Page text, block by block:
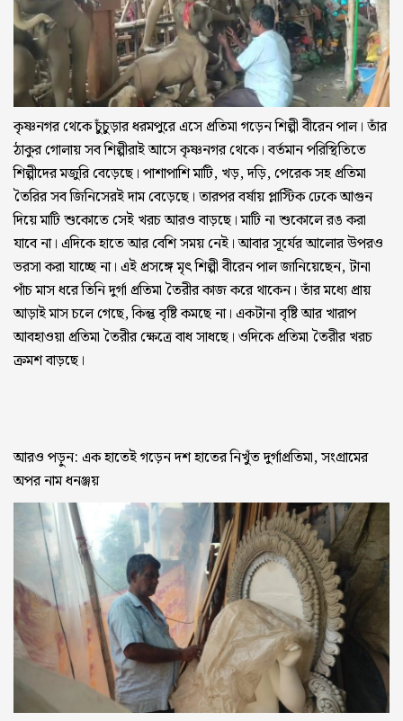
কৃষ্ণনগর থেকে চুঁচুড়ার ধরমপুরে এসে প্রতিমা গড়েন শিল্পী বীরেন পাল। তাঁর
ঠাকুর গোলায় সব শিল্পীরাই আসে কৃষ্ণনগর থেকে। বর্তমান পরিস্থিতিতে
শিল্পীদের মজুরি বেড়েছে। পাশাপাশি মাটি, খড়, দড়ি, পেরেক সহ প্রতিমা
তৈরির সব জিনিসেরই দাম বেড়েছে। তারপর বর্ষায় প্লাস্টিক ঢেকে আগুন
দিয়ে মাটি শুকোতে সেই খরচ আরও বাড়ছে। মাটি না শুকোলে রঙ করা
যাবে না। এদিকে হাতে আর বেশি সময় নেই। আবার সূর্যের আলোর উপরও
ভরসা করা যাচ্ছে না। এই প্রসঙ্গে মৃৎ শিল্পী বীরেন পাল জানিয়েছেন, টানা
পাঁচ মাস ধরে তিনি দুর্গা প্রতিমা তৈরীর কাজ করে থাকেন। তাঁর মধ্যে প্রায়
আড়াই মাস চলে গেছে, কিন্তু বৃষ্টি কমছে না। একটানা বৃষ্টি আর খারাপ
আবহাওয়া প্রতিমা তৈরীর ক্ষেত্রে বাধ সাধছে। ওদিকে প্রতিমা তৈরীর খরচ
ক্রমশ বাড়ছে।
আরও পড়ুন: এক হাতেই গড়েন দশ হাতের নিখুঁত দুর্গাপ্রতিমা, সংগ্রামের
অপর নাম ধনঞ্জয়